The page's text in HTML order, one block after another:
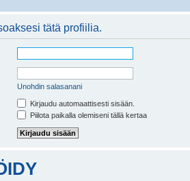
tätä profiilia.
Unohdin salasanani
Kirjaudu automaattisesti sisään.
Piilota paikalla olemiseni tällä kertaa